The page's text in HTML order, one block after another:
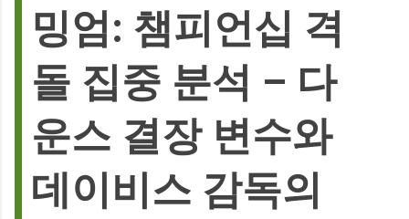
밍엄: 챔피언십 격
돌 집중 분석 – 다
운스 결장 변수와
데이비스 감독의